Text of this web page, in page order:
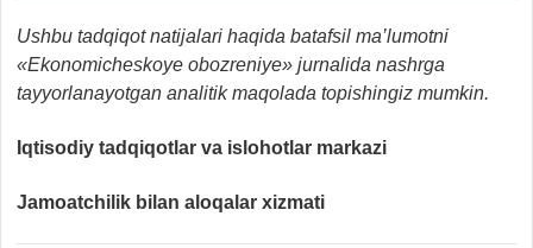
Ushbu tadqiqot natijalari haqida batafsil ma’lumotni
«Ekonomicheskoye obozreniye» jurnalida nashrga
tayyorlanayotgan analitik maqolada topishingiz mumkin.
Iqtisodiy tadqiqotlar va islohotlar markazi
Jamoatchilik bilan aloqalar xizmati